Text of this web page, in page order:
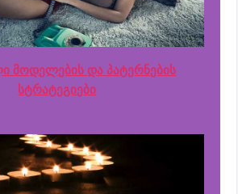
მოდელების და პატერნების
სტრატეგიები